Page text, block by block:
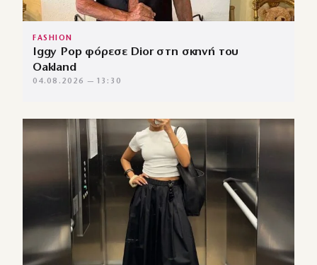
FASHION
Iggy Pop φόρεσε Dior στη σκηνή του
Oakland
04.08.2026 — 13:30